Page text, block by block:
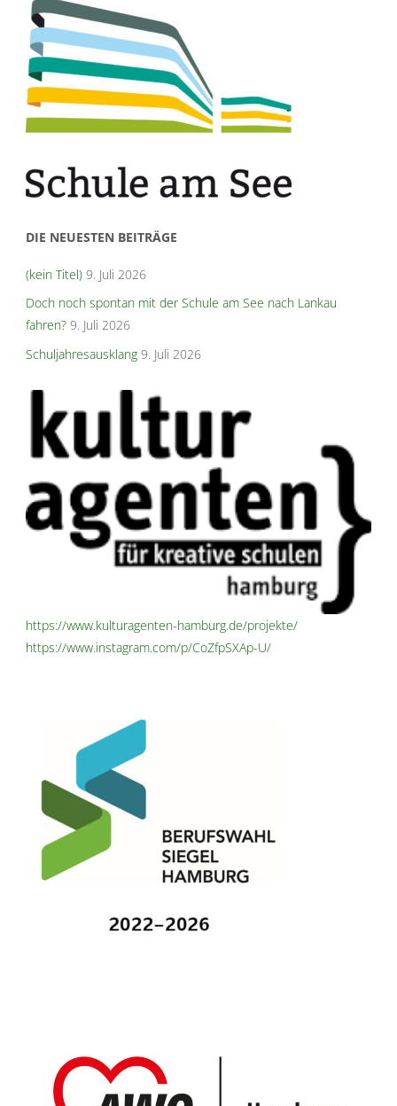
DIE NEUESTEN BEITRÄGE
(kein Titel) 9. Juli 2026
Doch noch spontan mit der Schule am See nach Lankau
fahren? 9. Juli 2026
Schuljahresausklang 9. Juli 2026
https://www.kulturagenten-hamburg.de/projekte/
https://www.instagram.com/p/CoZfpSXAp-U/